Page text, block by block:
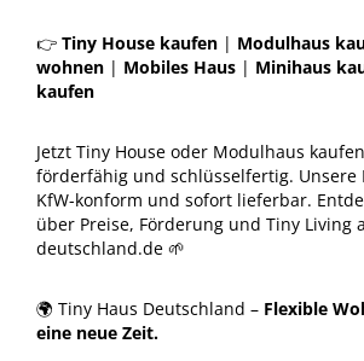
👉 Tiny House kaufen | Modulhaus
wohnen | Mobiles Haus | Minihaus
kaufen
Jetzt Tiny House oder Modulhaus
förderfähig und schlüsselfertig. Unsere
KfW-konform und sofort lieferbar.
über Preise, Förderung und Tiny Living
deutschland.de 🌱
🌍 Tiny Haus Deutschland – Flexible
eine neue Zeit.